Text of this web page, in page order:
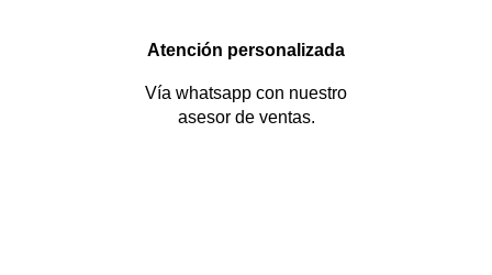
Atención personalizada
Vía whatsapp con nuestro
asesor de ventas.